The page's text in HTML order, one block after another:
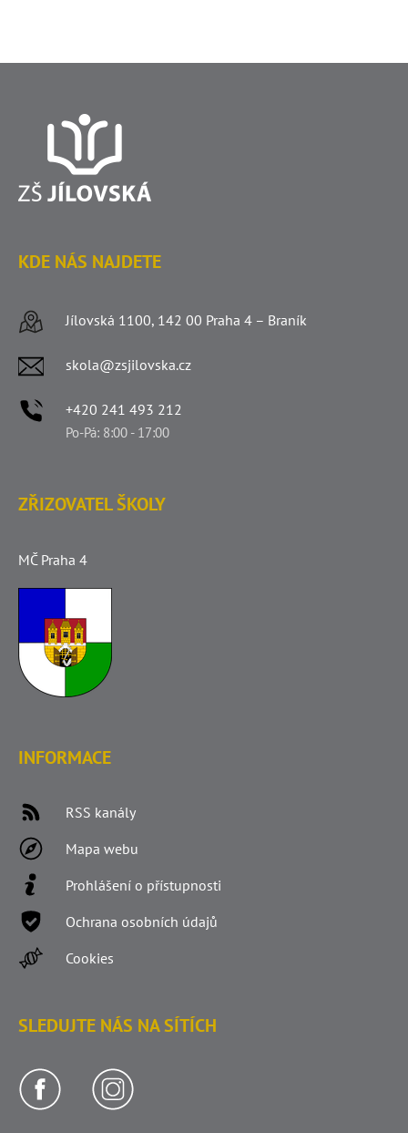
KDE NÁS NAJDETE
Jílovská 1100, 142 00 Praha 4 – Braník
skola@zsjilovska.cz
+420 241 493 212
Po-Pá: 8:00 - 17:00
ZŘIZOVATEL ŠKOLY
MČ Praha 4
INFORMACE
RSS kanály
Mapa webu
Prohlášení o přístupnosti
Ochrana osobních údajů
Cookies
SLEDUJTE NÁS NA SÍTÍCH